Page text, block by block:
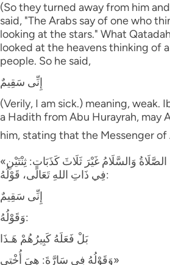
(So they turned away from him
said, "The Arabs say of one who
looking at the stars." What
looked at the heavens thinking of
people. So he said,
إِنِّى سَقِيمٌ
(Verily, I am sick.) meaning, weak.
a Hadith from Abu Hurayrah, may
«لَمْ يَكْذِبْ إِبْرَاهِيمُ عَلَيْهِ الصَّلَاةُ وَالسَّلَامُ غَيْرَ ثَلَاثَ كَذَبَاتٍ: ثِنْتَيْنِ
فِي ذَاتِ اللهِ تَعَالَى، قَوْلُهُ:
إِنِّى سَقِيمٌ
وَقَوْلُهُ:
بَلْ فَعَلَهُ كَبِيرُهُمْ هَـذَا
وَقَوْلُهُ فِي سَارَّةَ: هِيَ أُخْتِي»